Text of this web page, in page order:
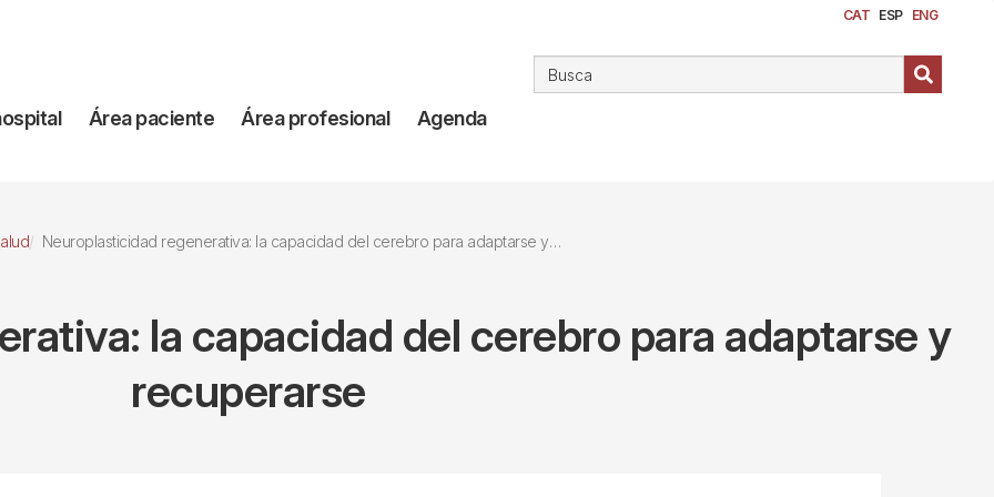
CAT ESP ENG
Área paciente Área profesional Agenda
Neuroplasticidad regenerativa: la capacidad del cerebro para adaptarse y recuperarse
la capacidad del cerebro para adaptarse y
recuperarse